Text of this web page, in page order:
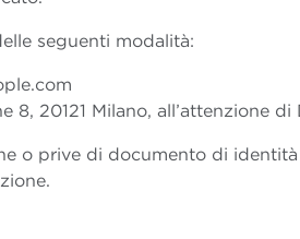
seguenti modalità:
8, 20121 Milano, all’attenzione di
o prive di documento di